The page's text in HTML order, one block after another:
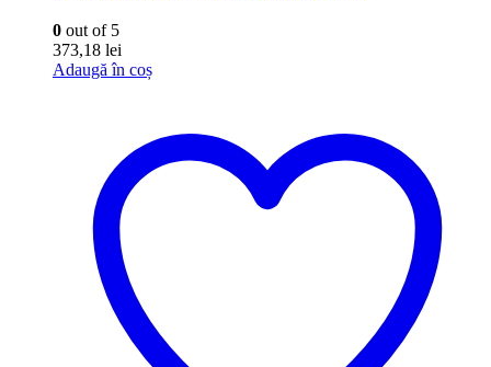
0 out of 5
373,18 lei
Adaugă în coș